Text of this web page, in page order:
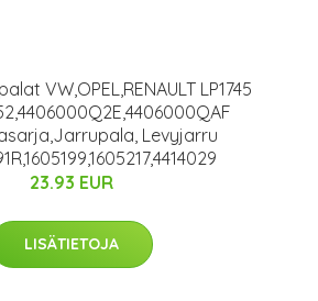
VW,OPEL,RENAULT LP1745
Levyjarru
23.93 EUR
LISÄTIETOJA